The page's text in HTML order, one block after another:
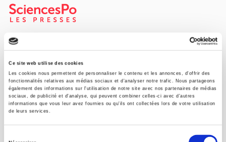
Ce site web utilise des cookies
Les cookies nous permettent de personnaliser le contenu et les annonces, d'offrir des
fonctionnalités relatives aux médias sociaux et d'analyser notre trafic. Nous partageons
également des informations sur l'utilisation de notre site avec nos partenaires de médias
sociaux, de publicité et d'analyse, qui peuvent combiner celles-ci avec d'autres
informations que vous leur avez fournies ou qu'ils ont collectées lors de votre utilisation
de leurs services.
SCIENCES PO UNIVERSITY PRESS has a threefold role: to publish
original research, to edit reference works for student use, and to
help public and political debate.
CONTACTS
FOREIGN RIGHTS
FOR BOOKSHOPS